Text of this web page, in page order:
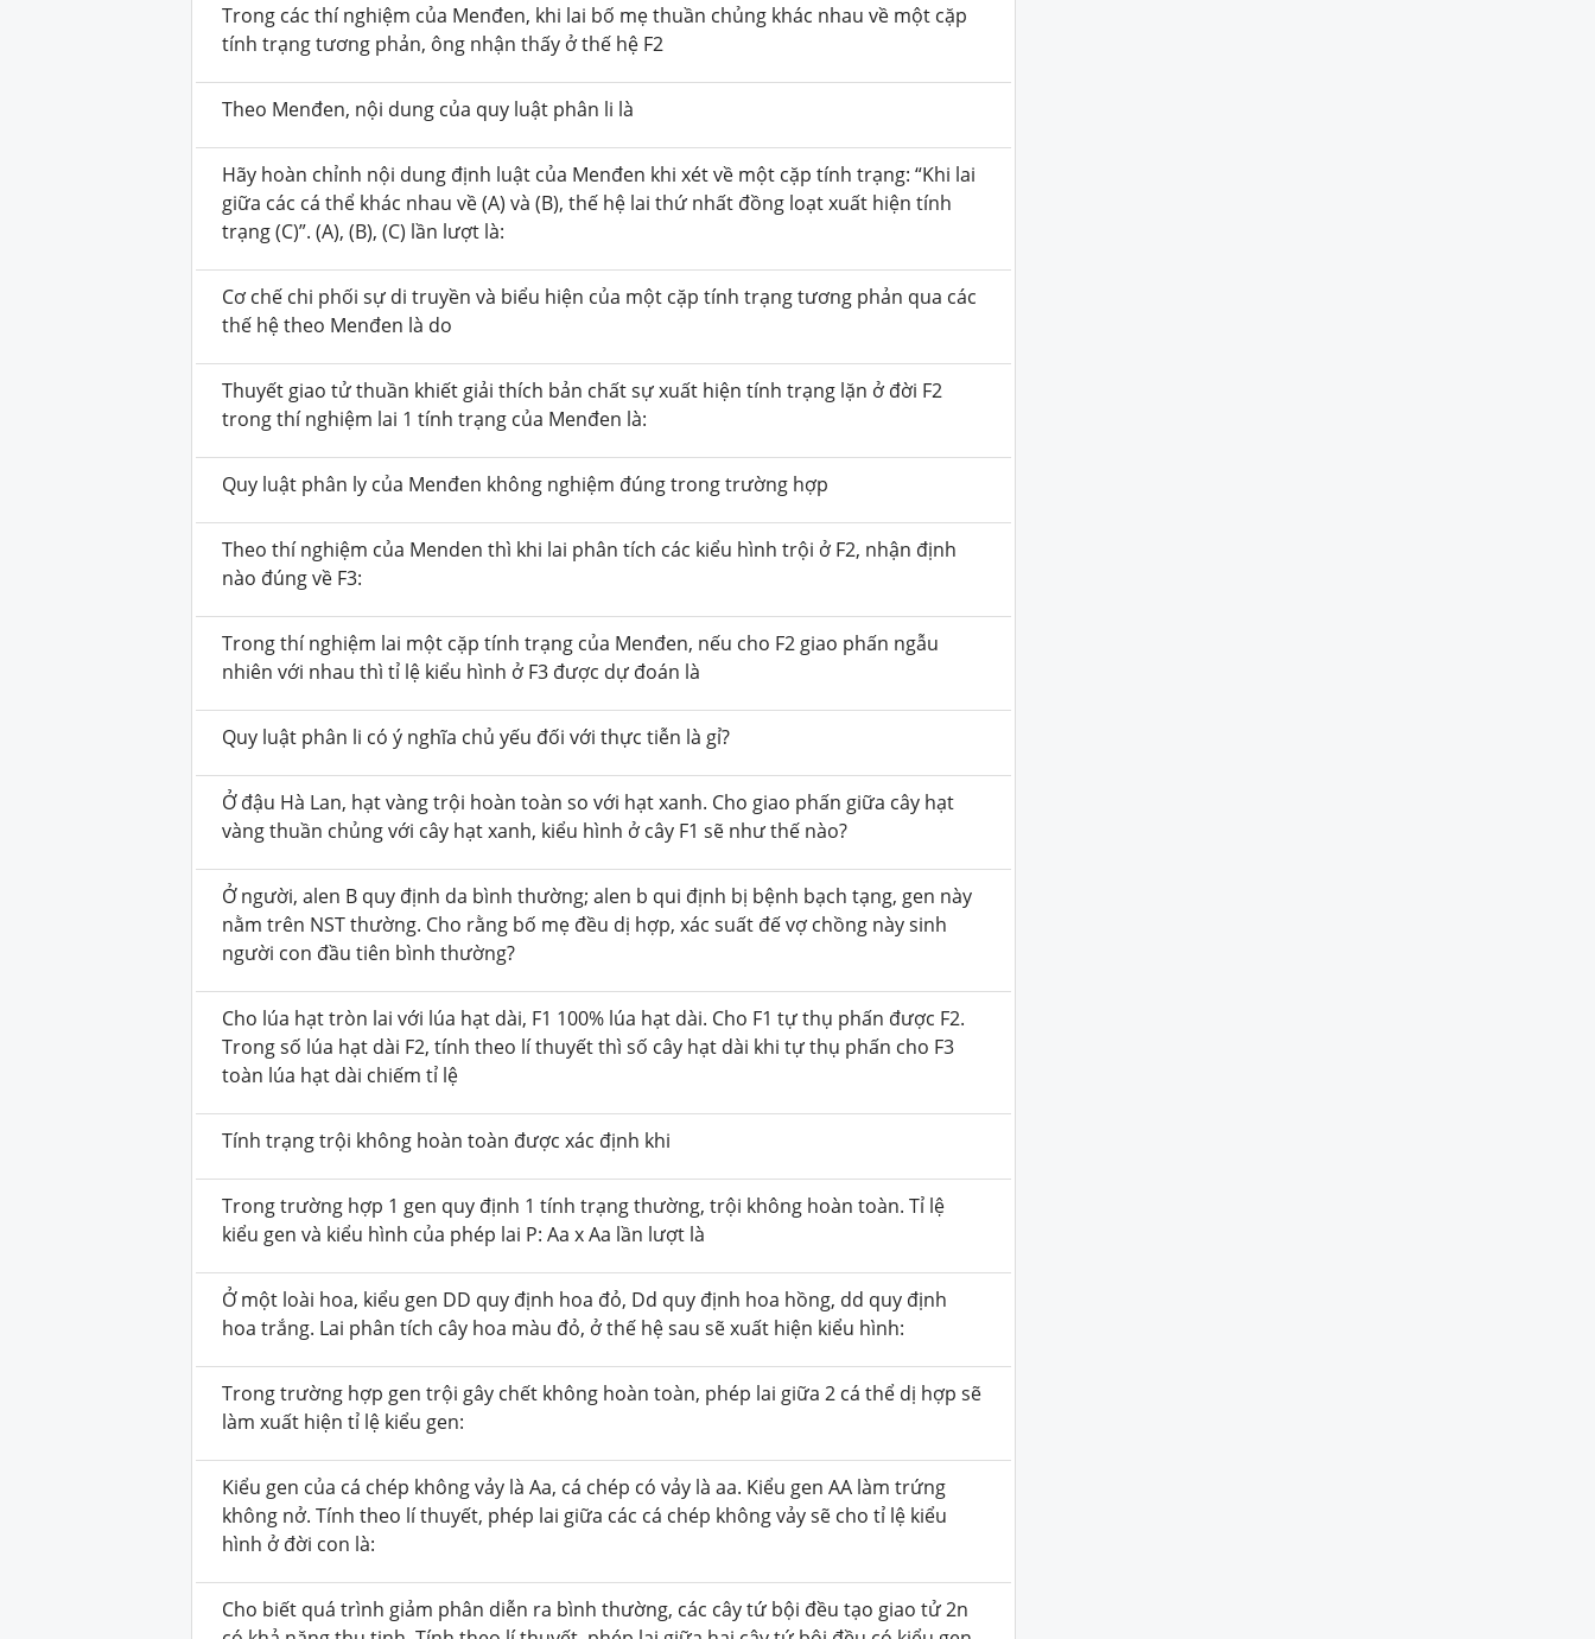
Trong các thí nghiệm của Menđen, khi lai bố mẹ thuần chủng khác nhau về một cặp
tính trạng tương phản, ông nhận thấy ở thế hệ F2
Theo Menđen, nội dung của quy luật phân li là
Hãy hoàn chỉnh nội dung định luật của Menđen khi xét về một cặp tính trạng: “Khi lai
giữa các cá thể khác nhau về (A) và (B), thế hệ lai thứ nhất đồng loạt xuất hiện tính
trạng (C)”. (A), (B), (C) lần lượt là:
Cơ chế chi phối sự di truyền và biểu hiện của một cặp tính trạng tương phản qua các
thế hệ theo Menđen là do
Thuyết giao tử thuần khiết giải thích bản chất sự xuất hiện tính trạng lặn ở đời F2
trong thí nghiệm lai 1 tính trạng của Menđen là:
Quy luật phân ly của Menđen không nghiệm đúng trong trường hợp
Theo thí nghiệm của Menden thì khi lai phân tích các kiểu hình trội ở F2, nhận định
nào đúng về F3:
Trong thí nghiệm lai một cặp tính trạng của Menđen, nếu cho F2 giao phấn ngẫu
nhiên với nhau thì tỉ lệ kiểu hình ở F3 được dự đoán là
Quy luật phân li có ý nghĩa chủ yếu đối với thực tiễn là gỉ?
Ở đậu Hà Lan, hạt vàng trội hoàn toàn so với hạt xanh. Cho giao phấn giữa cây hạt
vàng thuần chủng với cây hạt xanh, kiểu hình ở cây F1 sẽ như thế nào?
Ở người, alen B quy định da bình thường; alen b qui định bị bệnh bạch tạng, gen này
nằm trên NST thường. Cho rằng bố mẹ đều dị hợp, xác suất đế vợ chồng này sinh
người con đầu tiên bình thường?
Cho lúa hạt tròn lai với lúa hạt dài, F1 100% lúa hạt dài. Cho F1 tự thụ phấn được F2.
Trong số lúa hạt dài F2, tính theo lí thuyết thì số cây hạt dài khi tự thụ phấn cho F3
toàn lúa hạt dài chiếm tỉ lệ
Tính trạng trội không hoàn toàn được xác định khi
Trong trường hợp 1 gen quy định 1 tính trạng thường, trội không hoàn toàn. Tỉ lệ
kiểu gen và kiểu hình của phép lai P: Aa x Aa lần lượt là
Ở một loài hoa, kiểu gen DD quy định hoa đỏ, Dd quy định hoa hồng, dd quy định
hoa trắng. Lai phân tích cây hoa màu đỏ, ở thế hệ sau sẽ xuất hiện kiểu hình:
Trong trường hợp gen trội gây chết không hoàn toàn, phép lai giữa 2 cá thể dị hợp sẽ
làm xuất hiện tỉ lệ kiểu gen:
Kiểu gen của cá chép không vảy là Aa, cá chép có vảy là aa. Kiểu gen AA làm trứng
không nở. Tính theo lí thuyết, phép lai giữa các cá chép không vảy sẽ cho tỉ lệ kiểu
hình ở đời con là:
Cho biết quá trình giảm phân diễn ra bình thường, các cây tứ bội đều tạo giao tử 2n